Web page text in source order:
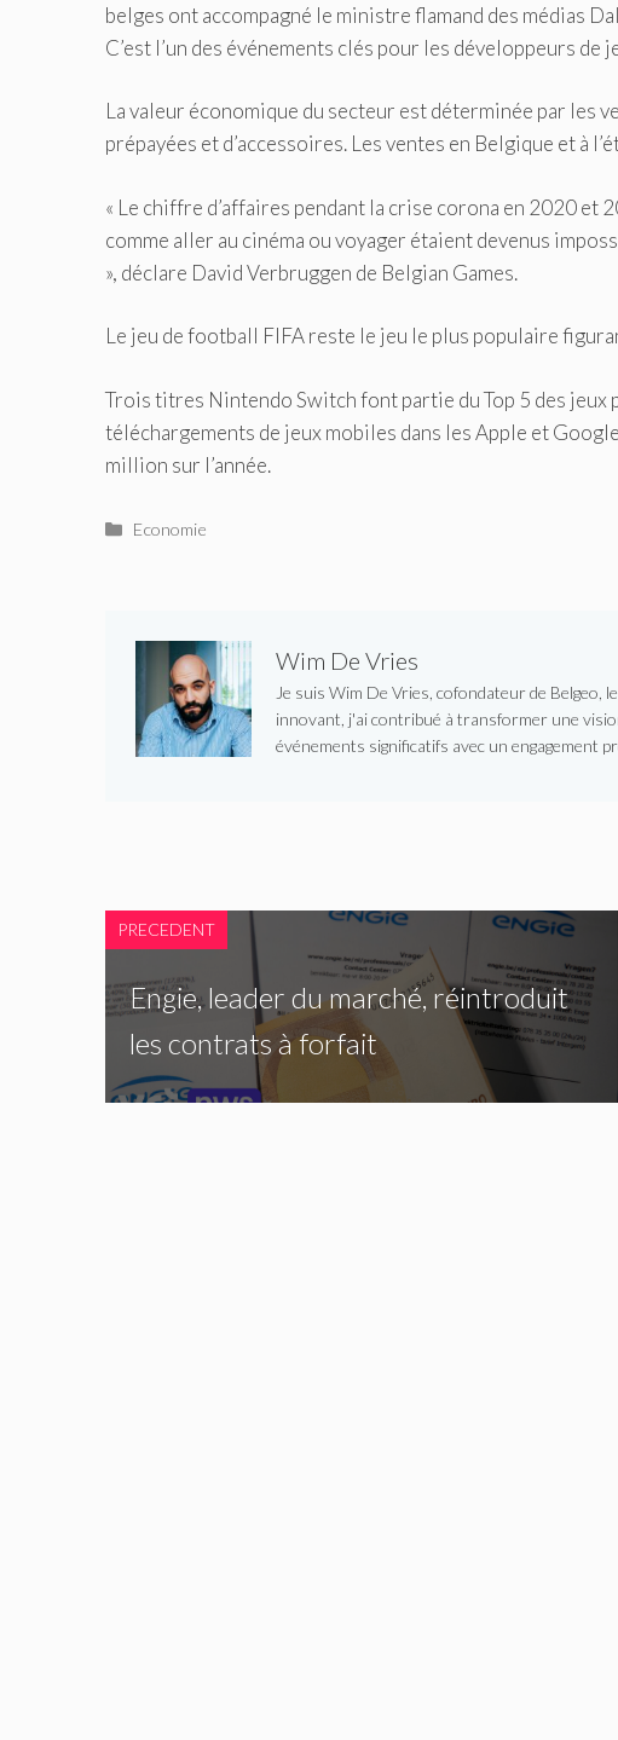
belges ont accompagné le ministre flamand des médias
C’est l’un des événements clés pour les développeurs de
La valeur économique du secteur est déterminée par les
prépayées et d’accessoires. Les ventes en Belgique et à
« Le chiffre d’affaires pendant la crise corona en 2020 et
comme aller au cinéma ou voyager étaient devenus
», déclare David Verbruggen de Belgian Games.
Le jeu de football FIFA reste le jeu le plus populaire
Trois titres Nintendo Switch font partie du Top 5 des jeux
téléchargements de jeux mobiles dans les Apple et
million sur l’année.
Catégories
Economie
Wim De Vries
Je suis Wim De Vries, cofondateur de Belgeo,
innovant, j'ai contribué à transformer une
événements significatifs avec un engagement
PRECEDENT
Engie, leader du marché, réintroduit
les contrats à forfait